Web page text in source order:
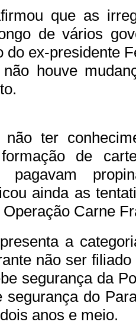
que as
de vários
do ex-presidente
houve
ter
de
pagavam
ainda as
Carne
a
não ser
segurança da
segurança do
anos e meio.